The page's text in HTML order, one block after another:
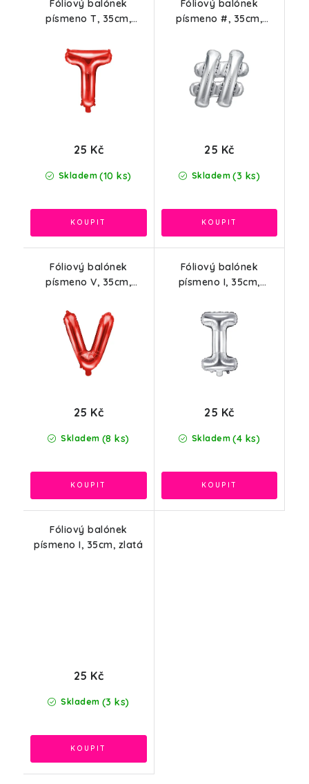
Fóliový balónek
písmeno T, 35cm,
Skladem (10 ks)
25 Kč
Fóliový balónek
písmeno #, 35cm,
Skladem (3 ks)
25 Kč
Fóliový balónek
písmeno V, 35cm,
Skladem (8 ks)
25 Kč
Fóliový balónek
písmeno I, 35cm,
Skladem (4 ks)
25 Kč
Fóliový balónek
písmeno I, 35cm, zlatá
Skladem (3 ks)
25 Kč